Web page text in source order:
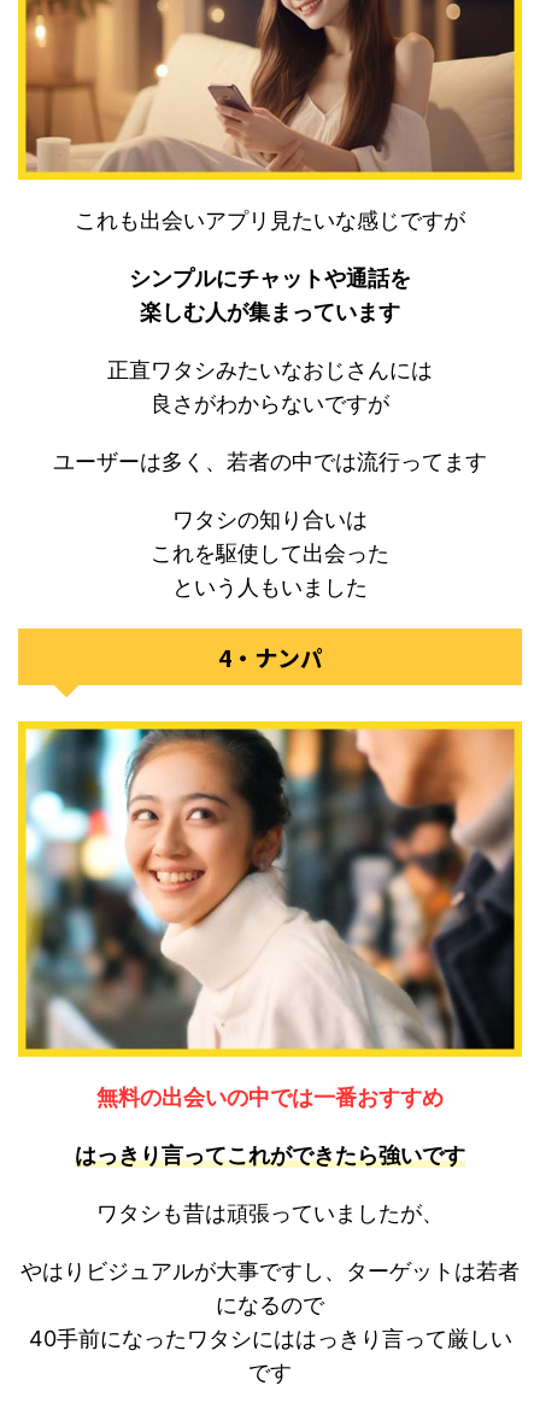
これも出会いアプリ見たいな感じですが
シンプルにチャットや通話を
楽しむ人が集まっています
正直ワタシみたいなおじさんには
良さがわからないですが
ユーザーは多く、若者の中では流行ってます
ワタシの知り合いは
これを駆使して出会った
という人もいました
4・ナンパ
無料の出会いの中では一番おすすめ
はっきり言ってこれができたら強いです
ワタシも昔は頑張っていましたが、
やはりビジュアルが大事ですし、ターゲットは若者
になるので
40手前になったワタシにははっきり言って厳しい
です